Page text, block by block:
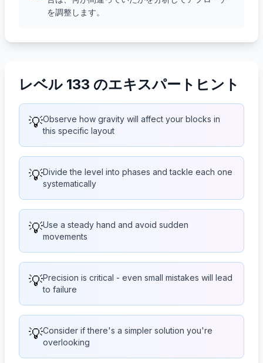
を調整します。
レベル 133 のエキスパートヒント
💡Observe how gravity will affect your blocks in
this specific layout
💡Divide the level into phases and tackle each one
systematically
💡Use a steady hand and avoid sudden
movements
💡Precision is critical - even small mistakes will lead
to failure
💡Consider if there's a simpler solution you're
overlooking